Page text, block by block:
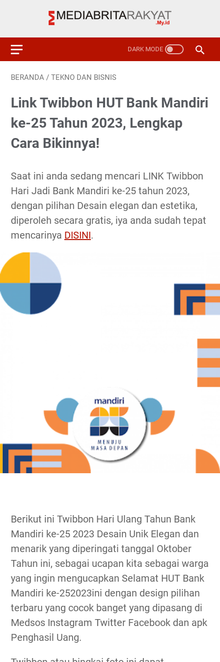
BERANDA / TEKNO DAN BISNIS
Link Twibbon HUT Bank Mandiri
ke-25 Tahun 2023, Lengkap
Cara Bikinnya!
Saat ini anda sedang mencari LINK Twibbon
Hari Jadi Bank Mandiri ke-25 tahun 2023,
dengan pilihan Desain elegan dan estetika,
diperoleh secara gratis, iya anda sudah tepat
mencarinya DISINI.
Berikut ini Twibbon Hari Ulang Tahun Bank
Mandiri ke-25 2023 Desain Unik Elegan dan
menarik yang diperingati tanggal Oktober
Tahun ini, sebagai ucapan kita sebagai warga
yang ingin mengucapkan Selamat HUT Bank
Mandiri ke-252023ini dengan design pilihan
terbaru yang cocok banget yang dipasang di
Medsos Instagram Twitter Facebook dan apk
Penghasil Uang.